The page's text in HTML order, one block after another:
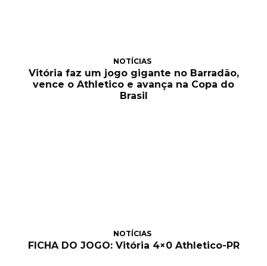
NOTÍCIAS
Vitória faz um jogo gigante no Barradão,
vence o Athletico e avança na Copa do
Brasil
NOTÍCIAS
FICHA DO JOGO: Vitória 4×0 Athletico-PR